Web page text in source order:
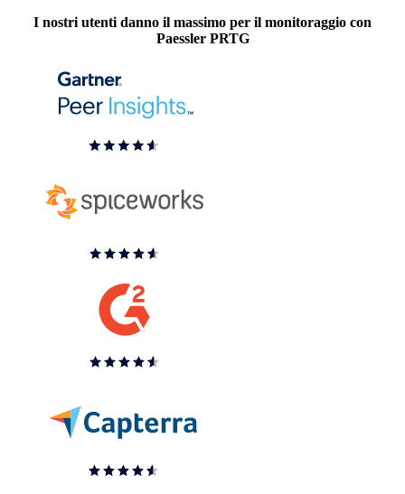
I nostri utenti danno il massimo per il monitoraggio con
Paessler PRTG